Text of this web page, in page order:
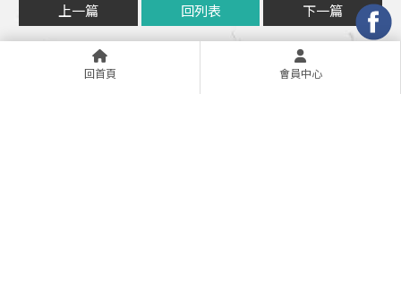
上一篇 回列表 下一篇
回首頁 會員中心